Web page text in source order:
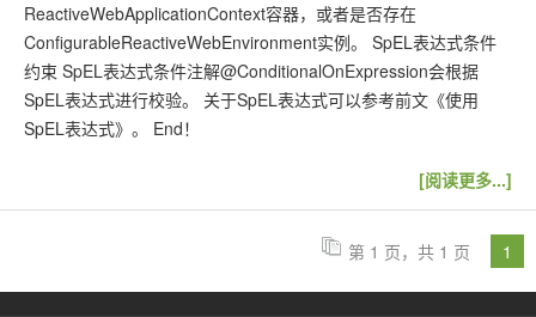
ReactiveWebApplicationContext容器，或者是否存在
ConfigurableReactiveWebEnvironment实例。 SpEL表达式条件
约束 SpEL表达式条件注解@ConditionalOnExpression会根据
SpEL表达式进行校验。 关于SpEL表达式可以参考前文《使用
SpEL表达式》。 End！
[阅读更多...]
第 1 页，共 1 页 1